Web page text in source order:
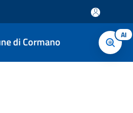
di Cormano AI